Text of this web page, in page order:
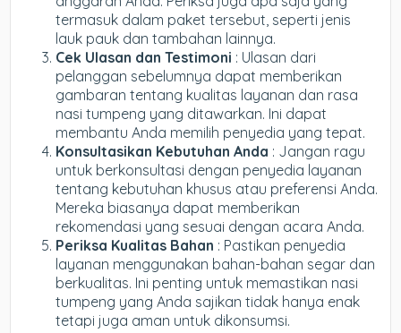
termasuk dalam paket tersebut, seperti jenis
lauk pauk dan tambahan lainnya.
Cek Ulasan dan Testimoni : Ulasan dari
pelanggan sebelumnya dapat memberikan
gambaran tentang kualitas layanan dan rasa
nasi tumpeng yang ditawarkan. Ini dapat
membantu Anda memilih penyedia yang tepat.
Konsultasikan Kebutuhan Anda : Jangan ragu
untuk berkonsultasi dengan penyedia layanan
tentang kebutuhan khusus atau preferensi Anda.
Mereka biasanya dapat memberikan
rekomendasi yang sesuai dengan acara Anda.
Periksa Kualitas Bahan : Pastikan penyedia
layanan menggunakan bahan-bahan segar dan
berkualitas. Ini penting untuk memastikan nasi
tumpeng yang Anda sajikan tidak hanya enak
tetapi juga aman untuk dikonsumsi.